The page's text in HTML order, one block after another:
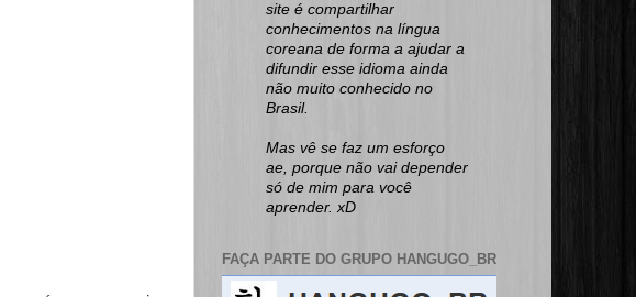
site é compartilhar
conhecimentos na língua
coreana de forma a ajudar a
difundir esse idioma ainda
não muito conhecido no
Brasil.
Mas vê se faz um esforço
ae, porque não vai depender
só de mim para você
aprender. xD
FAÇA PARTE DO GRUPO HANGUGO_BR